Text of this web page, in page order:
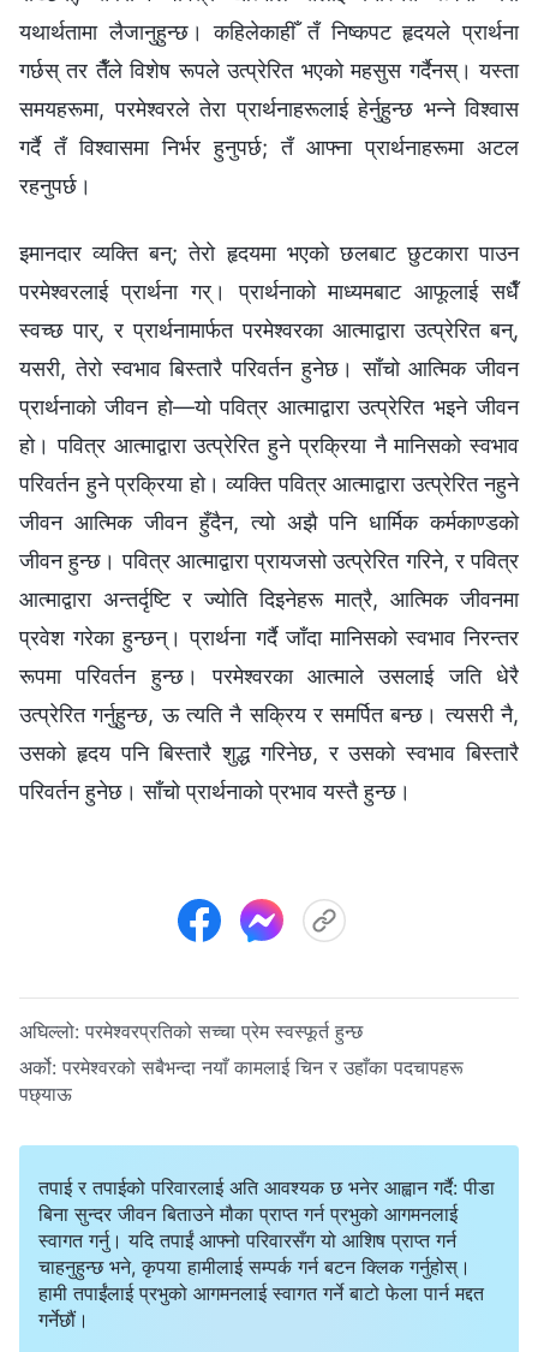
यथार्थतामा लैजानुहुन्छ। कहिलेकाहीँ तँ निष्कपट हृदयले प्रार्थना
गर्छस् तर तैँले विशेष रूपले उत्प्रेरित भएको महसुस गर्दैनस्। यस्ता
समयहरूमा, परमेश्‍वरले तेरा प्रार्थनाहरूलाई हेर्नुहुन्छ भन्‍ने विश्‍वास
गर्दै तँ विश्‍वासमा निर्भर हुनुपर्छ; तँ आफ्ना प्रार्थनाहरूमा अटल
रहनुपर्छ।
इमानदार व्यक्ति बन्; तेरो हृदयमा भएको छलबाट छुटकारा पाउन
परमेश्‍वरलाई प्रार्थना गर्। प्रार्थनाको माध्यमबाट आफूलाई सधैँ
स्वच्छ पार्, र प्रार्थनामार्फत परमेश्‍वरका आत्माद्वारा उत्प्रेरित बन्,
यसरी, तेरो स्वभाव बिस्तारै परिवर्तन हुनेछ। साँचो आत्मिक जीवन
प्रार्थनाको जीवन हो—यो पवित्र आत्माद्वारा उत्प्रेरित भइने जीवन
हो। पवित्र आत्माद्वारा उत्प्रेरित हुने प्रक्रिया नै मानिसको स्वभाव
परिवर्तन हुने प्रक्रिया हो। व्यक्ति पवित्र आत्माद्वारा उत्प्रेरित नहुने
जीवन आत्मिक जीवन हुँदैन, त्यो अझै पनि धार्मिक कर्मकाण्डको
जीवन हुन्छ। पवित्र आत्माद्वारा प्रायजसो उत्प्रेरित गरिने, र पवित्र
आत्माद्वारा अन्तर्दृष्टि र ज्योति दिइनेहरू मात्रै, आत्मिक जीवनमा
प्रवेश गरेका हुन्छन्। प्रार्थना गर्दै जाँदा मानिसको स्वभाव निरन्तर
रूपमा परिवर्तन हुन्छ। परमेश्‍वरका आत्माले उसलाई जति धेरै
उत्प्रेरित गर्नुहुन्छ, ऊ त्यति नै सक्रिय र समर्पित बन्छ। त्यसरी नै,
उसको हृदय पनि बिस्तारै शुद्ध गरिनेछ, र उसको स्वभाव बिस्तारै
परिवर्तन हुनेछ। साँचो प्रार्थनाको प्रभाव यस्तै हुन्छ।
अघिल्लो: परमेश्‍वरप्रतिको सच्‍चा प्रेम स्वस्फूर्त हुन्छ
अर्को: परमेश्‍वरको सबैभन्दा नयाँ कामलाई चिन र उहाँका पदचापहरू
पछ्याऊ
तपाई र तपाईको परिवारलाई अति आवश्यक छ भनेर आह्वान गर्दै: पीडा
बिना सुन्दर जीवन बिताउने मौका प्राप्त गर्न प्रभुको आगमनलाई
स्वागत गर्नु। यदि तपाईं आफ्नो परिवारसँग यो आशिष प्राप्त गर्न
चाहनुहुन्छ भने, कृपया हामीलाई सम्पर्क गर्न बटन क्लिक गर्नुहोस्।
हामी तपाईंलाई प्रभुको आगमनलाई स्वागत गर्ने बाटो फेला पार्न मद्दत
गर्नेछौं।